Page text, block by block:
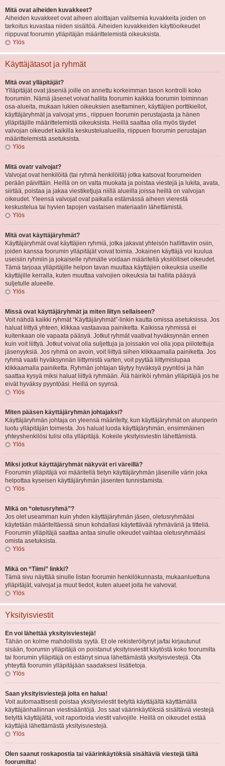
Mitä ovat aiheiden kuvakkeet?
Aiheiden kuvakkeet ovat aiheen aloittajan valitsemia kuvakkeita joiden on
tarkoitus kuvastaa niiden sisältöä. Aiheiden kuvakkeiden käyttöoikeudet
riippuvat foorumin ylläpitäjän määrittelemistä oikeuksista.
Ylös
Käyttäjätasot ja ryhmät
Mitä ovat ylläpitäjät?
Ylläpitäjät ovat jäseniä joille on annettu korkeimman tason kontrolli koko
foorumiin. Nämä jäsenet voivat hallita foorumin kaikkia foorumin toiminnan
osa-alueita, mukaan lukien oikeuksien asettaminen, käyttäjien porttikiellot,
käyttäjäryhmät ja valvojat yms., riippuen foorumin perustajasta ja hänen
ylläpitäjille määrittelemistä oikeuksista. Heillä saattaa olla myös täydet
valvojan oikeudet kaikilla keskustelualueilla, riippuen foorumin perustajan
määrittelemistä asetuksista.
Ylös
Mitä ovatr valvojat?
Valvojat ovat henkilöitä (tai ryhmä henkilöitä) jotka katsovat foorumeiden
perään päivittäin. Heillä on on valta muokata ja poistaa viestejä ja lukita, avata,
siirtää, poistaa ja jakaa viestiketjuja niillä alueilla joissa heillä on valvojan
oikeudet. Yleensä valvojat ovat paikalla estämässä aiheen vierestä
keskustelua tai hyvien tapojen vastaisen materiaalin lähettämistä.
Ylös
Mitä ovat käyttäjäryhmät?
Käyttäjäryhmät ovat käyttäjien ryhmiä, jotka jakavat yhteisön hallittaviin osiin,
joiden kanssa foorumin ylläpitäjät voivat toimia. Jokainen käyttäjä voi kuulua
useisiin ryhmiin ja jokaiselle ryhmälle voidaan määritellä yksilölliset oikeudet.
Tämä tarjoaa ylläpitäjille helpon tavan muuttaa käyttäjien oikeuksia useille
käyttäjille kerralla, kuten muuttaa valvojien oikeuksia tai hallita pääsyä
suljetulle alueelle.
Ylös
Missä ovat käyttäjäryhmät ja miten liityn sellaiseen?
Voit nähdä kaikki ryhmät “Käyttäjäryhmät”-linkin kautta omissa asetuksissa. Jos
haluat liittyä yhteen, klikkaa vastaavaa painiketta. Kaikissa ryhmissä ei
kuitenkaan ole vapaata pääsyä. Jotkut ryhmät vaativat hyväksynnän ennen
kuin voit liittyä. Jotkut voivat olla suljettuja ja joissakin voi olla jopa piilotettuja
jäsenyyksiä. Jos ryhmä on avoin, voit liittyä siihen klikkaamalla painiketta. Jos
ryhmä vaatii hyväksynnän liittymistä varten, voit pyytää liittymislupaa
klikkaamalla painiketta. Ryhmän johtajan täytyy hyväksyä pyyntösi ja hän
saattaa kysyä miksi haluat liittyä ryhmään. Älä häiriköi ryhmän ylläpitäjiä jos he
eivät hyväksy pyyntöäsi. Heillä on syynsä.
Ylös
Miten pääsen käyttäjäryhmän johtajaksi?
Käyttäjäryhmän johtaja on yleensä määritelty, kun käyttäjäryhmät on alunperin
luotu ylläpitäjän toimesta. Jos haluat luoda käyttäjäryhmän, ensimmäinen
yhteyshenkilösi tulisi olla ylläpitäjä. Kokeile yksityisviestin lähettämistä.
Ylös
Miksi jotkut käyttäjäryhmät näkyvät eri väreillä?
Foorumin ylläpitäjä voi määritellä tietyn käyttäjäryhmän jäsenille värin joka
helpottaa kyseisen käyttäjäryhmän jäsenten tunnistamista.
Ylös
Mikä on “oletusryhmä”?
Jos olet useamman kuin yhden käyttäjäryhmän jäsen, oletusryhmääsi
käytetään määriteltäessä sinun kohdallasi käytettävää ryhmäväriä ja titteliä.
Foorumin ylläpitäjä saattaa antaa sinulle oikeudet vaihtaa oletusryhmääsi
omista asetuksista.
Ylös
Mikä on “Tiimi” linkki?
Tämä sivu näyttää sinulle listan foorumin henkilökunnasta, mukaanluettuna
ylläpitäjät, valvojat ja muut tiedot, kuten alueet joita he valvovat.
Ylös
Yksityisviestit
En voi lähettää yksityisviestejä!
Tähän on kolme mahdollista syytä. Et ole rekisteröitynyt ja/tai kirjautunut
sisään, foorumin ylläpitäjä on poistanut yksityisviestit käytöstä koko foorumilta
tai foorumin ylläpitäjä on estänyt sinua lähettämästä yksityisviestejä. Ota
yhteyttä foorumin ylläpitäjään saadaksesi lisätietoja.
Ylös
Saan yksityisviestejä joita en halua!
Voit automaattisesti poistaa yksityisviestit tietyltä käyttäjältä käyttämällä
käyttäjänhallinnan viestisääntöjä. Jos saat väärinkäytöksiä sisältäviä viestejä
tietyltä käyttäjältä, voit raportoida viestit valvojille. Heillä on oikeudet estää
käyttäjiä lähettämästä yksityisviestejä.
Ylös
Olen saanut roskapostia tai väärinkäytöksiä sisältäviä viestejä tältä
foorumilta!